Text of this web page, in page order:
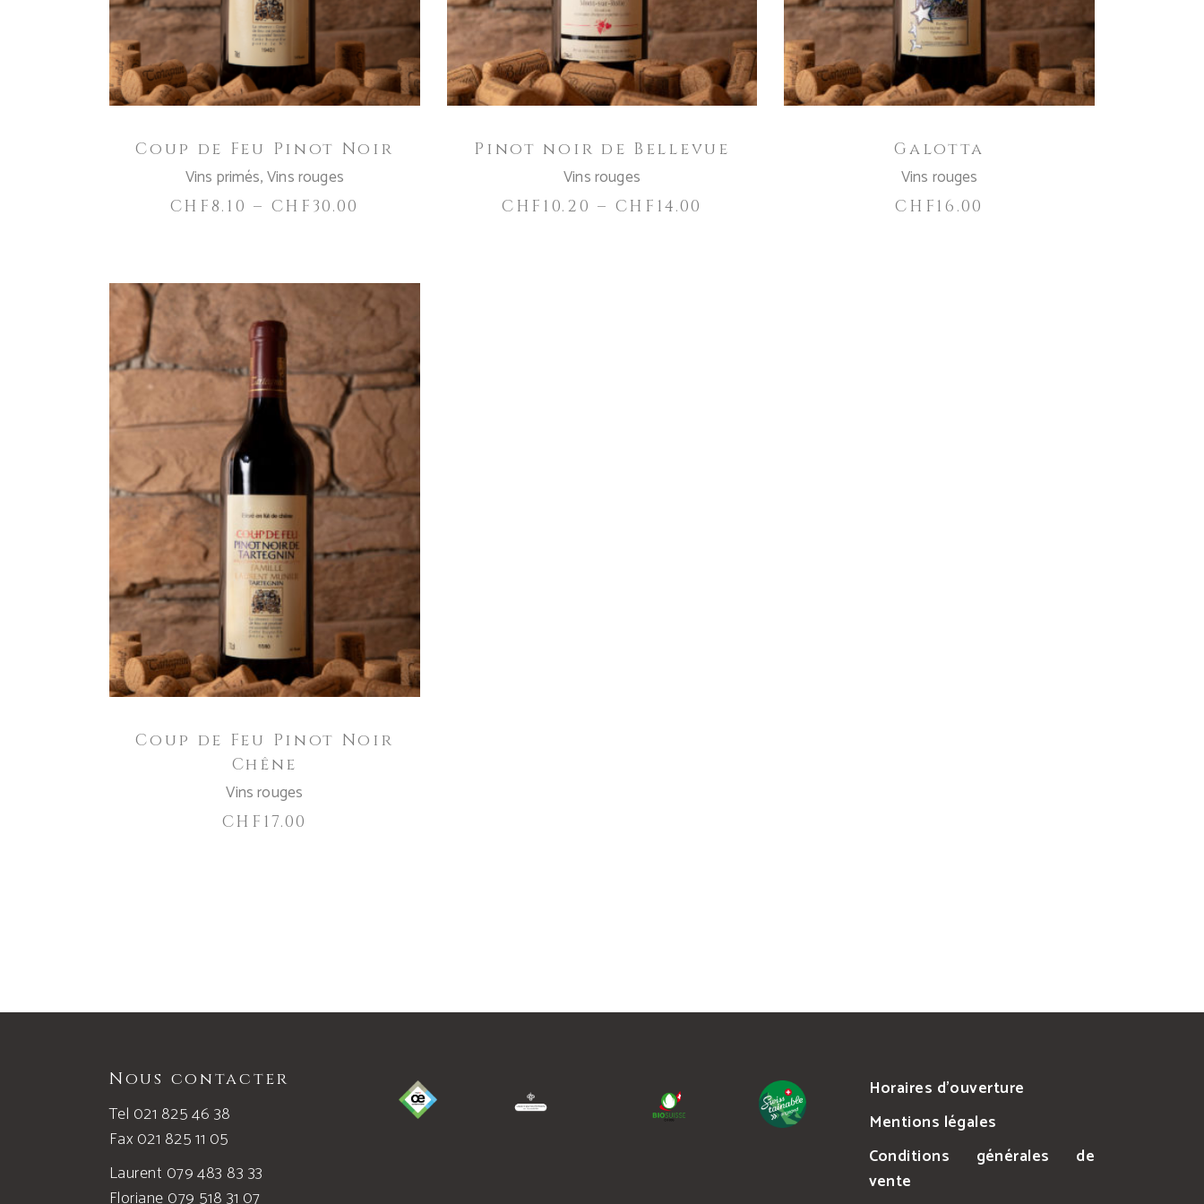
variations.
Les
options
peuvent
être
sur
la
page
Coup de Feu Pinot Noir
Vins primés,Vins rouges
CHF8.10 – CHF 30.00
variations.
Les
options
peuvent
être
sur
la
page
Pinot noir de Bellevue
Vins rouges
CHF 10.20 – CHF 14.00
Galotta
Vins rouges
CHF16.00
AJOUTER AU PANIER
Coup de Feu Pinot Noir
Chêne
Vins rouges
CHF 17.00
Nous contacter
Tel 021 825 46 38
Fax 021 825 11 05
Laurent 079 483 83 33
Horaires d’ouverture
Mentions légales
Conditions générales de
vente